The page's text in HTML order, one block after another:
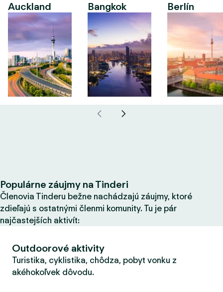
Auckland Bangkok Berlín
Populárne záujmy na Tinderi
Členovia Tinderu bežne nachádzajú záujmy, ktoré
zdieľajú s ostatnými členmi komunity. Tu je pár
najčastejších aktivít:
Outdoorové aktivity
Turistika, cyklistika, chôdza, pobyt vonku z
akéhokoľvek dôvodu.